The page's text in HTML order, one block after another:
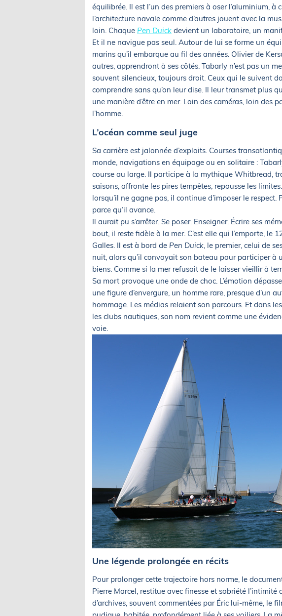
équilibrée. Il est l’un des premiers à oser l’aluminium,
l’architecture navale comme d’autres jouent avec la
loin. Chaque Pen Duick devient un laboratoire, un
Et il ne navigue pas seul. Autour de lui se forme un
marins qu’il embarque au fil des années. Olivier de
autres, apprendront à ses côtés. Tabarly n’est pas un
souvent silencieux, toujours droit. Ceux qui le suivent
comprendre sans qu’on leur dise. Il leur transmet plus
une manière d’être en mer. Loin des caméras, loin des
l’homme.
L’océan comme seul juge
Sa carrière est jalonnée d’exploits. Courses
monde, navigations en équipage ou en solitaire :
course au large. Il participe à la mythique Whitbread,
saisons, affronte les pires tempêtes, repousse les
lorsqu’il ne gagne pas, il continue d’imposer le respect.
parce qu’il avance.
Il aurait pu s’arrêter. Se poser. Enseigner. Écrire ses
bout, il reste fidèle à la mer. C’est elle qui l’emporte, le
Galles. Il est à bord de Pen Duick , le premier, celui de
nuit, alors qu’il convoyait son bateau pour participer à
biens. Comme si la mer refusait de le laisser vieillir à
Sa mort provoque une onde de choc. L’émotion
une figure d’envergure, un homme rare, presque d’un
hommage. Les médias relaient son parcours. Et dans
les clubs nautiques, son nom revient comme une
voie.
Une légende prolongée en récits
Pour prolonger cette trajectoire hors norme, le
Pierre Marcel, restitue avec finesse et sobriété l’intimité
d’archives, souvent commentées par Éric lui-même, le